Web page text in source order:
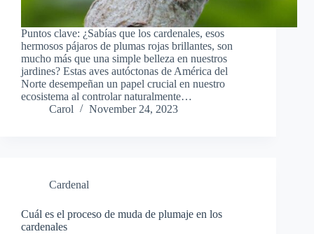
Puntos clave: ¿Sabías que los cardenales, esos
hermosos pájaros de plumas rojas brillantes, son
mucho más que una simple belleza en nuestros
jardines? Estas aves autóctonas de América del
Norte desempeñan un papel crucial en nuestro
ecosistema al controlar naturalmente…
Carol
November 24, 2023
Cardenal
Cuál es el proceso de muda de plumaje en los
cardenales